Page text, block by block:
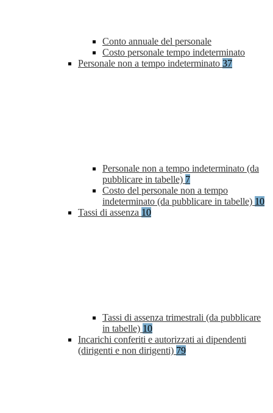
Conto annuale del personale
Costo personale tempo indeterminato
Personale non a tempo indeterminato 37
Personale non a tempo indeterminato (da
pubblicare in tabelle) 7
Costo del personale non a tempo
indeterminato (da pubblicare in tabelle) 10
Tassi di assenza 10
Tassi di assenza trimestrali (da pubblicare
in tabelle) 10
Incarichi conferiti e autorizzati ai dipendenti
(dirigenti e non dirigenti) 79